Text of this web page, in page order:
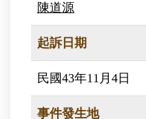
陳道源
起訴日期
民國43年11月4日
事件發生地